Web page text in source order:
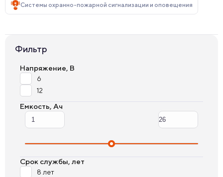
Системы охранно-пожарной сигнализации и оповещения
Фильтр
Напряжение, В
6
12
Емкость, Ач
Срок службы, лет
8 лет